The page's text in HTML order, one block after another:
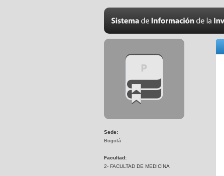
Sede:
Bogotá
Facultad:
2- FACULTAD DE MEDICINA